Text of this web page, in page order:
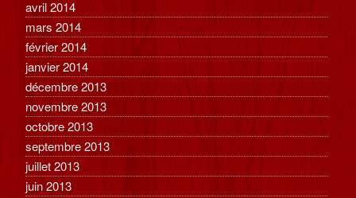
avril 2014
mars 2014
février 2014
janvier 2014
décembre 2013
novembre 2013
octobre 2013
septembre 2013
juillet 2013
juin 2013